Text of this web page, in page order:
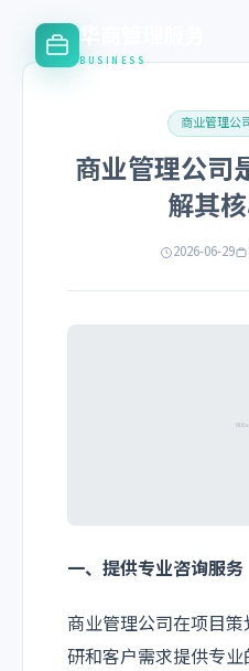
华商管理服务
BUSINESS
商业管理公
商业管理公司
解其
2026-06-29
一、提供专业咨询服务
商业管理公司在项目
研和客户需求提供专